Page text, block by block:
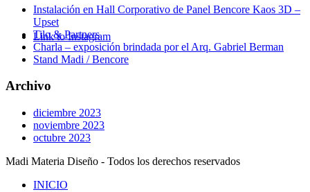
Link to Instagram
Instalación en Hall Corporativo de Panel Bencore Kaos 3D –
Upset
Tilo & Partners
Charla – exposición brindada por el Arq. Gabriel Berman
Stand Madi / Bencore
Archivo
diciembre 2023
noviembre 2023
octubre 2023
Madi Materia Diseño - Todos los derechos reservados
INICIO